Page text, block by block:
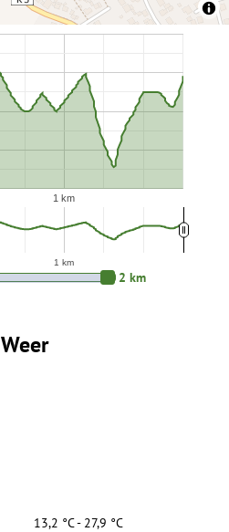
1 km
1 km
2 km
Weer
13,2 °C - 27,9 °C